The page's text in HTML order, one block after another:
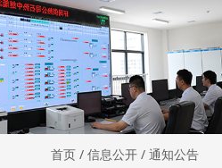
首页 / 信息公开 / 通知公告